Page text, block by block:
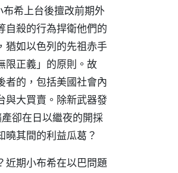
希上台後擅改前期外
自殺的行為捍衛他們的
猶如以色列的先祖赤手
限正義」的原則。故
者的，包括美國社會內
與大買賣。除新武器發
卻在日以繼夜的開採
其間的利益瓜葛？
近期小布希在以巴問題